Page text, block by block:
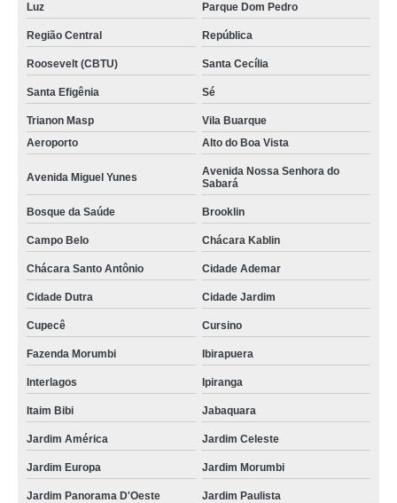
Luz Parque Dom Pedro
Região Central República
Roosevelt (CBTU) Santa Cecília
Santa Efigênia Sé
Trianon Masp
Vila Buarque
Aeroporto
Alto do Boa Vista
Avenida Miguel Yunes
Avenida Nossa Senhora do
Sabará
Bosque da Saúde Brooklin
Campo Belo Chácara Kablin
Chácara Santo Antônio Cidade Ademar
Cidade Dutra Cidade Jardim
Cupecê Cursino
Fazenda Morumbi Ibirapuera
Interlagos Ipiranga
Itaim Bibi Jabaquara
Jardim América Jardim Celeste
Jardim Europa Jardim Morumbi
Jardim Panorama D'Oeste Jardim Paulista